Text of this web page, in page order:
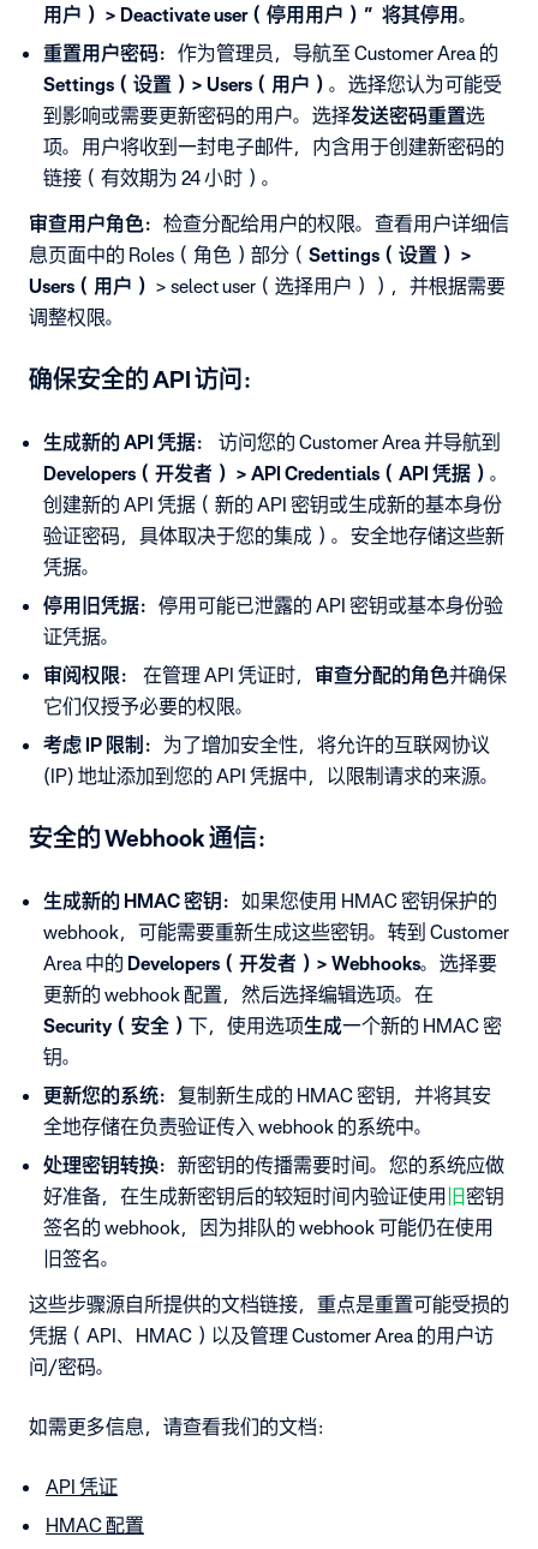
用户） > Deactivate user（停用用户）”将其停用。
重置用户密码： 作为管理员，导航至 Customer Area 的
Settings（设置）> Users（用户） 。选择您认为可能受
到影响或需要更新密码的用户。选择发送密码重置选
项。用户将收到一封电子邮件，内含用于创建新密码的
链接（有效期为 24 小时）。
审查用户角色： 检查分配给用户的权限。查看用户详细信
息页面中的 Roles（角色）部分（ Settings（设置） >
Users（用户） > select user（选择用户）），并根据需要
调整权限。
确保安全的 API 访问：
生成新的 API 凭据：
访问您的 Customer Area 并导航到
Developers（开发者） > API Credentials（API 凭据） 。
创建新的 API 凭据（新的 API 密钥或生成新的基本身份
验证密码，具体取决于您的集成）。安全地存储这些新
凭据。
停用旧凭据： 停用可能已泄露的 API 密钥或基本身份验
证凭据。
审阅权限：
在管理 API 凭证时， 审查分配的角色并确保
它们仅授予必要的权限。
考虑 IP 限制： 为了增加安全性，将允许的互联网协议
(IP) 地址添加到您的 API 凭据中，以限制请求的来源。
安全的 Webhook 通信：
生成新的 HMAC 密钥： 如果您使用 HMAC 密钥保护的
webhook，可能需要重新生成这些密钥。转到 Customer
Area 中的 Developers（开发者）> Webhooks。选择要
更新的 webhook 配置，然后选择编辑选项。在
Security（安全） 下，使用选项生成一个新的 HMAC 密
钥。
更新您的系统： 复制新生成的 HMAC 密钥，并将其安
全地存储在负责验证传入 webhook 的系统中。
处理密钥转换： 新密钥的传播需要时间。您的系统应做
好准备，在生成新密钥后的较短时间内验证使用 旧密钥
签名的 webhook，因为排队的 webhook 可能仍在使用
旧签名。
这些步骤源自所提供的文档链接，重点是重置可能受损的
凭据（API、HMAC）以及管理 Customer Area 的用户访
问/密码。
如需更多信息，请查看我们的文档：
API 凭证
HMAC 配置